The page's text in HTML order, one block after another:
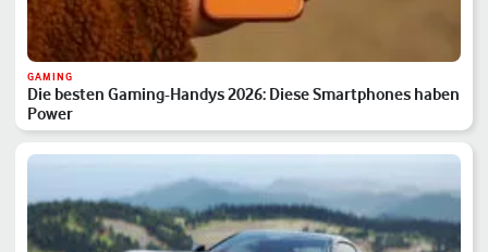
GAMING
Die besten Gaming-Handys 2026: Diese Smartphones haben
Power